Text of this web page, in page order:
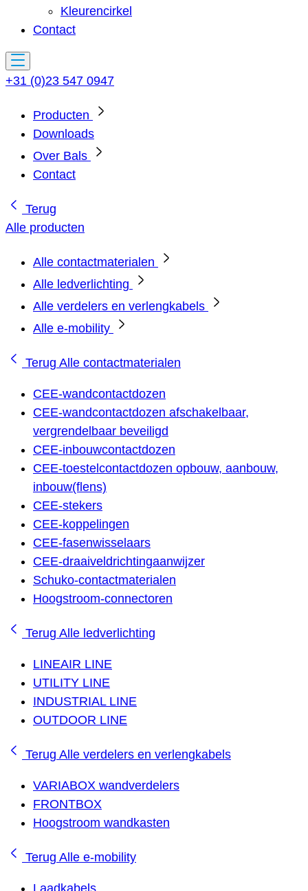
Kleurencirkel
Contact
+31 (0)23 547 0947
Producten
Downloads
Over Bals
Contact
Terug
Alle producten
Alle contactmaterialen
Alle ledverlichting
Alle verdelers en verlengkabels
Alle e-mobility
Terug Alle contactmaterialen
CEE-wandcontactdozen
CEE-wandcontactdozen afschakelbaar,
vergrendelbaar beveiligd
CEE-inbouwcontactdozen
CEE-toestelcontactdozen opbouw, aanbouw,
inbouw(flens)
CEE-stekers
CEE-koppelingen
CEE-fasenwisselaars
CEE-draaiveldrichtingaanwijzer
Schuko-contactmaterialen
Hoogstroom-connectoren
Terug Alle ledverlichting
LINEAIR LINE
UTILITY LINE
INDUSTRIAL LINE
OUTDOOR LINE
Terug Alle verdelers en verlengkabels
VARIABOX wandverdelers
FRONTBOX
Hoogstroom wandkasten
Terug Alle e-mobility
Laadkabels